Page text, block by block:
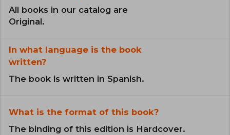
All books in our catalog are
Original.
In what language is the book
written?
The book is written in Spanish.
What is the format of this book?
The binding of this edition is Hardcover.